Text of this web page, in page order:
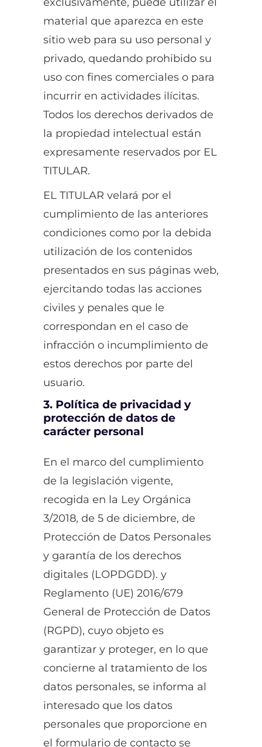
material que aparezca en este
sitio web para su uso personal y
privado, quedando prohibido su
uso con fines comerciales o para
incurrir en actividades ilícitas.
Todos los derechos derivados de
la propiedad intelectual están
expresamente reservados por EL
TITULAR.
EL TITULAR velará por el
cumplimiento de las anteriores
condiciones como por la debida
utilización de los contenidos
presentados en sus páginas web,
ejercitando todas las acciones
civiles y penales que le
correspondan en el caso de
infracción o incumplimiento de
estos derechos por parte del
usuario.
3. Política de privacidad y
protección de datos de
carácter personal
En el marco del cumplimiento
de la legislación vigente,
recogida en la Ley Orgánica
3/2018, de 5 de diciembre, de
Protección de Datos Personales
y garantía de los derechos
digitales (LOPDGDD). y
Reglamento (UE) 2016/679
General de Protección de Datos
(RGPD), cuyo objeto es
garantizar y proteger, en lo que
concierne al tratamiento de los
datos personales, se informa al
interesado que los datos
personales que proporcione en
el formulario de contacto se